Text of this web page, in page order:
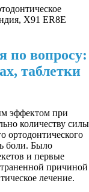
X91 ER8E
по вопросу:
таблетки
эффектом при
количеству
ортодонтического
боли. Было
и первые
причиной
лечение.